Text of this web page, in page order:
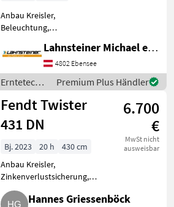
Anbau Kreisler,
Beleuchtung,
Grenzstreueinrichtung,
Streuwinkelverstellung
Neuer Fendt Twister 6606
DN Kreiselheuer mit
Tastrad und elektrischer
Lahnsteiner Michael e.U.
4802 Ebensee
Erntetechnik
Grünland /
Fendt
Premium Plus Händler
Fendt Twister
431 DN
6.700
€
MwSt nicht
ausweisbar
Bj. 2023 20 h
430 cm
Anbau Kreisler,
Zinkenverlustsicherung,
Streuwinkelverstellung,
Hochstellung, Schutzbügel
Hannes Griessenböck